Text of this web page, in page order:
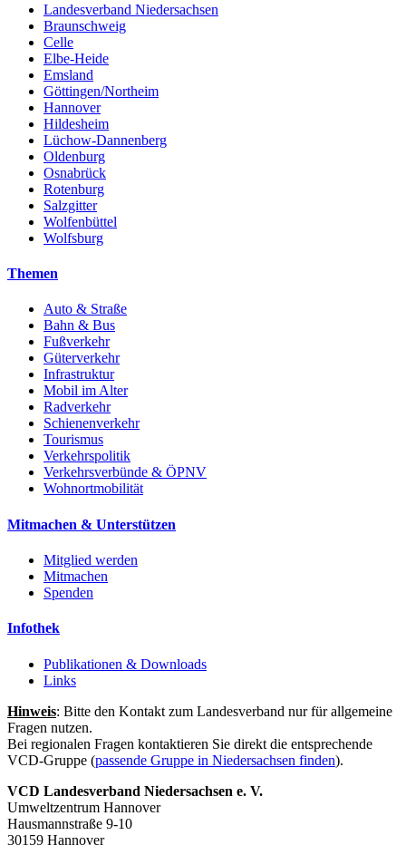
Landesverband Niedersachsen
Braunschweig
Celle
Elbe-Heide
Emsland
Göttingen/Northeim
Hannover
Hildesheim
Lüchow-Dannenberg
Oldenburg
Osnabrück
Rotenburg
Salzgitter
Wolfenbüttel
Wolfsburg
Themen
Auto & Straße
Bahn & Bus
Fußverkehr
Güterverkehr
Infrastruktur
Mobil im Alter
Radverkehr
Schienenverkehr
Tourismus
Verkehrspolitik
Verkehrsverbünde & ÖPNV
Wohnortmobilität
Mitmachen & Unterstützen
Mitglied werden
Mitmachen
Spenden
Infothek
Publikationen & Downloads
Links
Hinweis: Bitte den Kontakt zum Landesverband nur für allgemeine
Fragen nutzen.
Bei regionalen Fragen kontaktieren Sie direkt die entsprechende
VCD-Gruppe (passende Gruppe in Niedersachsen finden).
VCD Landesverband Niedersachsen e. V.
Umweltzentrum Hannover
Hausmannstraße 9-10
30159 Hannover